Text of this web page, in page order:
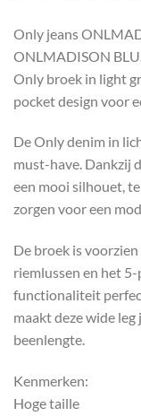
Only jeans
ONLMADISON
Only broek in light
pocket design voor
De Only denim in
must-have. Dankzij
een mooi silhouet,
zorgen voor een
De broek is
riemlussen en het
functionaliteit
maakt deze wide
beenlengte.
Kenmerken:
Hoge taille